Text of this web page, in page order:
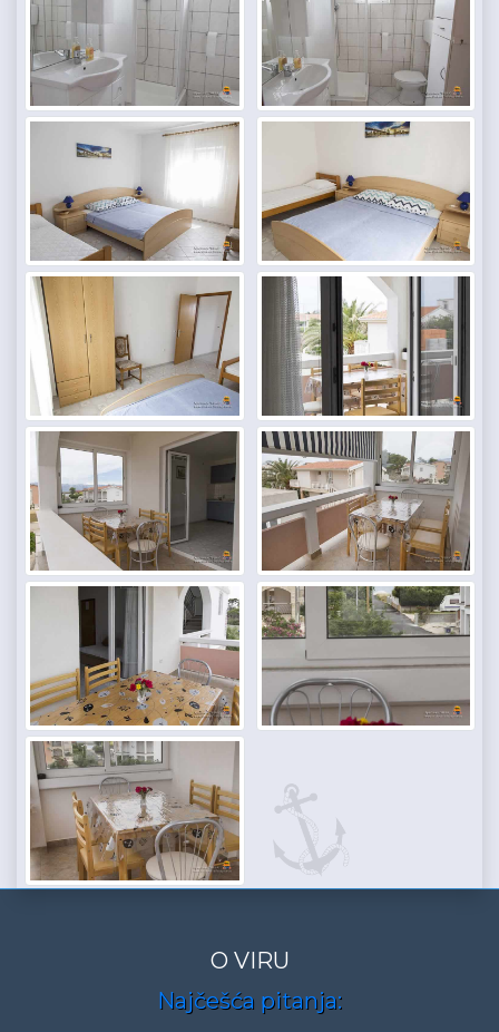
O VIRU
Najčešća pitanja: